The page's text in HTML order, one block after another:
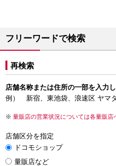
フリーワードで検索
再検索
店舗名称または住所の一部を入力
例） 新宿、東池袋、浪速区 ヤマ
量販店の営業状況については各量販店
店舗区分を指定
ドコモショップ
量販店など